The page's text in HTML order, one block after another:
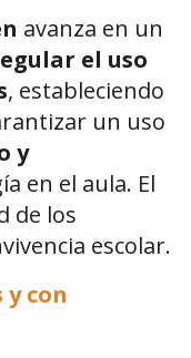
avanza en un
el uso
, estableciendo
un uso
y
en el aula. El
de los
escolar.
con